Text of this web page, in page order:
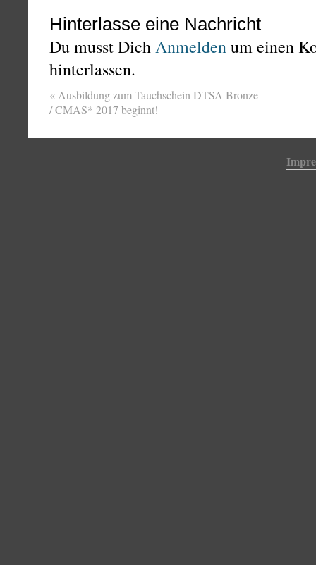
Hinterlasse eine Nachricht
Du musst DichAnmeldenum einen
hinterlassen.
« Ausbildung zum Tauchschein DTSA Bronze
/ CMAS* 2017 beginnt!